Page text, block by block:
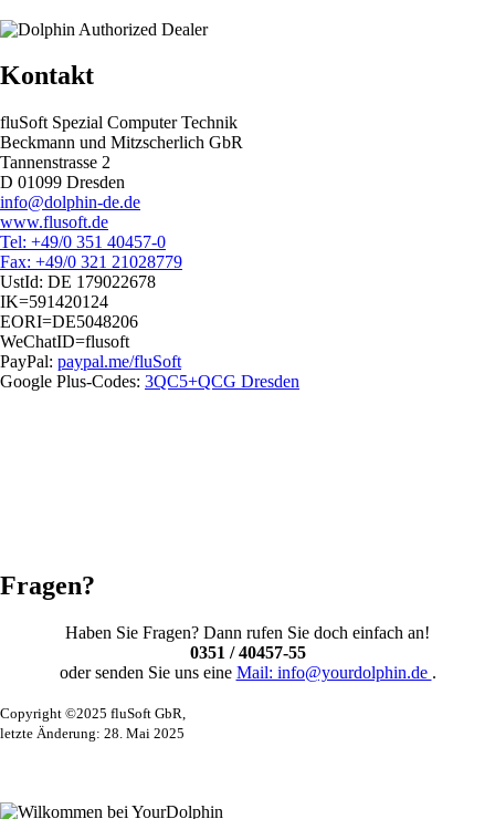
Kontakt
fluSoft Spezial Computer Technik
Beckmann und Mitzscherlich GbR
Tannenstrasse 2
D 01099 Dresden
info@dolphin-de.de
www.flusoft.de
Tel: +49/0 351 40457-0
Fax: +49/0 321 21028779
UstId: DE 179022678
IK=591420124
EORI=DE5048206
WeChatID=flusoft
PayPal: paypal.me/fluSoft
Google Plus-Codes: 3QC5+QCG Dresden
Fragen?
Haben Sie Fragen? Dann rufen Sie doch einfach an!
0351 / 40457-55
oder senden Sie uns eine Mail: info@yourdolphin.de .
Copyright ©2025 fluSoft GbR,
letzte Änderung: 28. Mai 2025